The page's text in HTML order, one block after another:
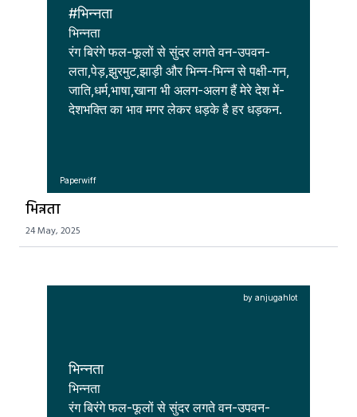
#भिन्नता
भिन्नता
रंग बिरंगे फल-फूलों से सुंदर लगते वन-उपवन-
लता,पेड़,झुरमुट,झाड़ी और भिन्न-भिन्न से पक्षी-गन,
जाति,धर्म,भाषा,खाना भी अलग-अलग हैं मेरे देश में-
देशभक्ति का भाव मगर लेकर धड़के है हर धड़कन.
Paperwiff
भिन्नता
24 May, 2025
भिन्नता
भिन्नता
रंग बिरंगे फल-फूलों से सुंदर लगते वन-उपवन-
by anjugahlot